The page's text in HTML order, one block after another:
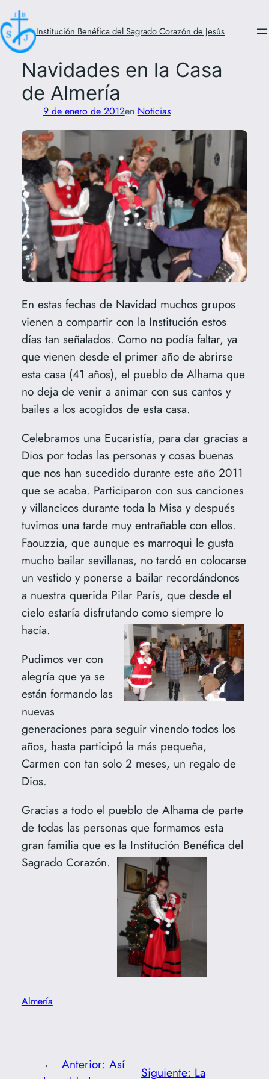
Saltar
al
contenido
Institución Benéfica del Sagrado Corazón de Jesús
Navidades en la Casa
de Almería
9 de enero de 2012en Noticias
En estas fechas de Navidad muchos grupos
vienen a compartir con la Institución estos
días tan señalados. Como no podía faltar, ya
que vienen desde el primer año de abrirse
esta casa (41 años), el pueblo de Alhama que
no deja de venir a animar con sus cantos y
bailes a los acogidos de esta casa.
Celebramos una Eucaristía, para dar gracias a
Dios por todas las personas y cosas buenas
que nos han sucedido durante este año 2011
que se acaba. Participaron con sus canciones
y villancicos durante toda la Misa y después
tuvimos una tarde muy entrañable con ellos.
Faouzzia, que aunque es marroqui le gusta
mucho bailar sevillanas, no tardó en colocarse
un vestido y ponerse a bailar recordándonos
a nuestra querida Pilar París, que desde el
cielo estaría disfrutando como siempre lo
hacía.
Pudimos ver con
alegría que ya se
están formando las
nuevas
generaciones para seguir vinendo todos los
años, hasta participó la más pequeña,
Carmen con tan solo 2 meses, un regalo de
Dios.
Gracias a todo el pueblo de Alhama de parte
de todas las personas que formamos esta
gran familia que es la Institución Benéfica del
Sagrado Corazón.
Almería
← Anterior: Así
Siguiente: La